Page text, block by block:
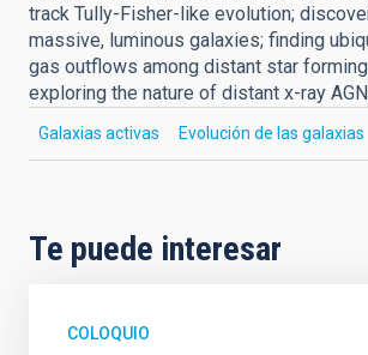
track Tully-Fisher-like evolution;
massive, luminous galaxies; finding
gas outflows among distant star
exploring the nature of distant x-ray
Galaxias activas Evolución de las galaxias
Te puede interesar
COLOQUIO